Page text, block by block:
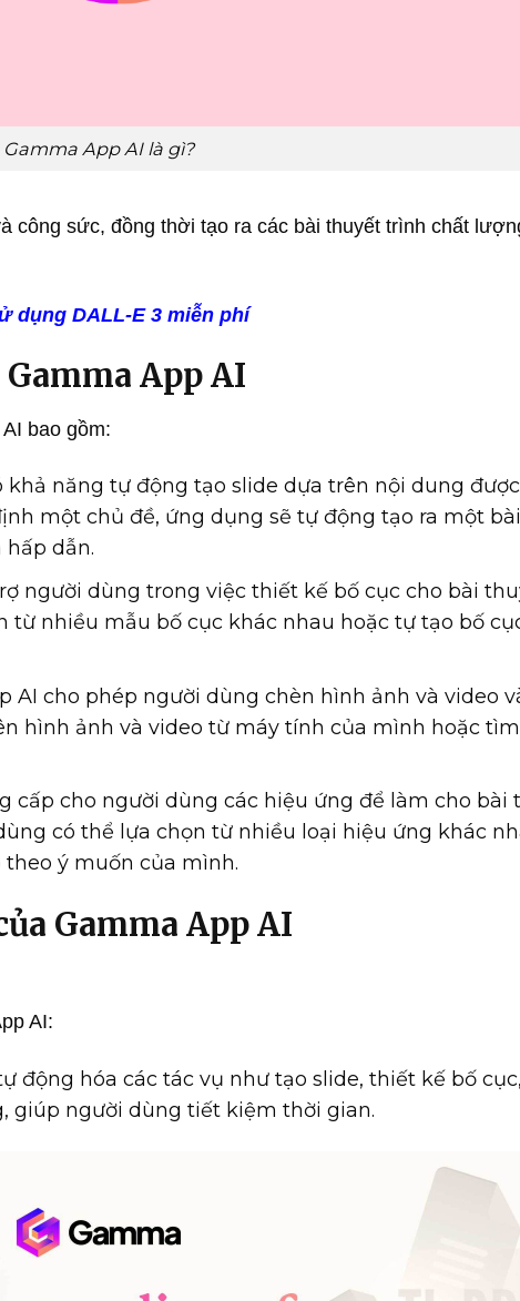
Gamma App AI là gì?
công sức, đồng thời tạo ra các bài thuyết trình chất
dụng DALL-E 3 miễn phí
App AI
bao gồm:
khả năng tự động tạo slide dựa trên nội dung
một chủ đề, ứng dụng sẽ tự động tạo ra một bài
dẫn.
người dùng trong việc thiết kế bố cục cho bài
từ nhiều mẫu bố cục khác nhau hoặc tự tạo bố
AI cho phép người dùng chèn hình ảnh và video
hình ảnh và video từ máy tính của mình hoặc
cấp cho người dùng các hiệu ứng để làm cho bài
có thể lựa chọn từ nhiều loại hiệu ứng khác
ý muốn của mình.
Gamma App AI
AI:
động hóa các tác vụ như tạo slide, thiết kế bố
giúp người dùng tiết kiệm thời gian.